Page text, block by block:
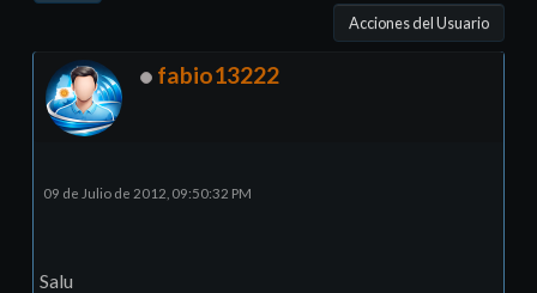
Acciones del Usuario
fabio13222
09 de Julio de 2012, 09:50:32 PM
Salu